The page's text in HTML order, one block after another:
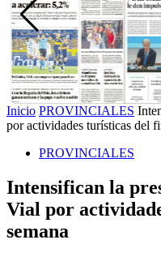
Inicio PROVINCIALES
por actividades turísticas del
PROVINCIALES
Intensifican la
Vial por
semana